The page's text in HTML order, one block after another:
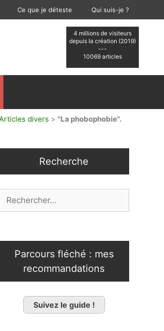
Ce que je déteste Qui suis-je ?
4 millions de visiteurs
depuis la création (2019)
---
10069 articles
divers > "La phobophobie".
Recherche
Parcours fléché : mes
recommandations
Suivez le guide !